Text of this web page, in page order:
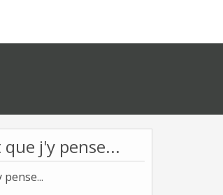
j'y pense...